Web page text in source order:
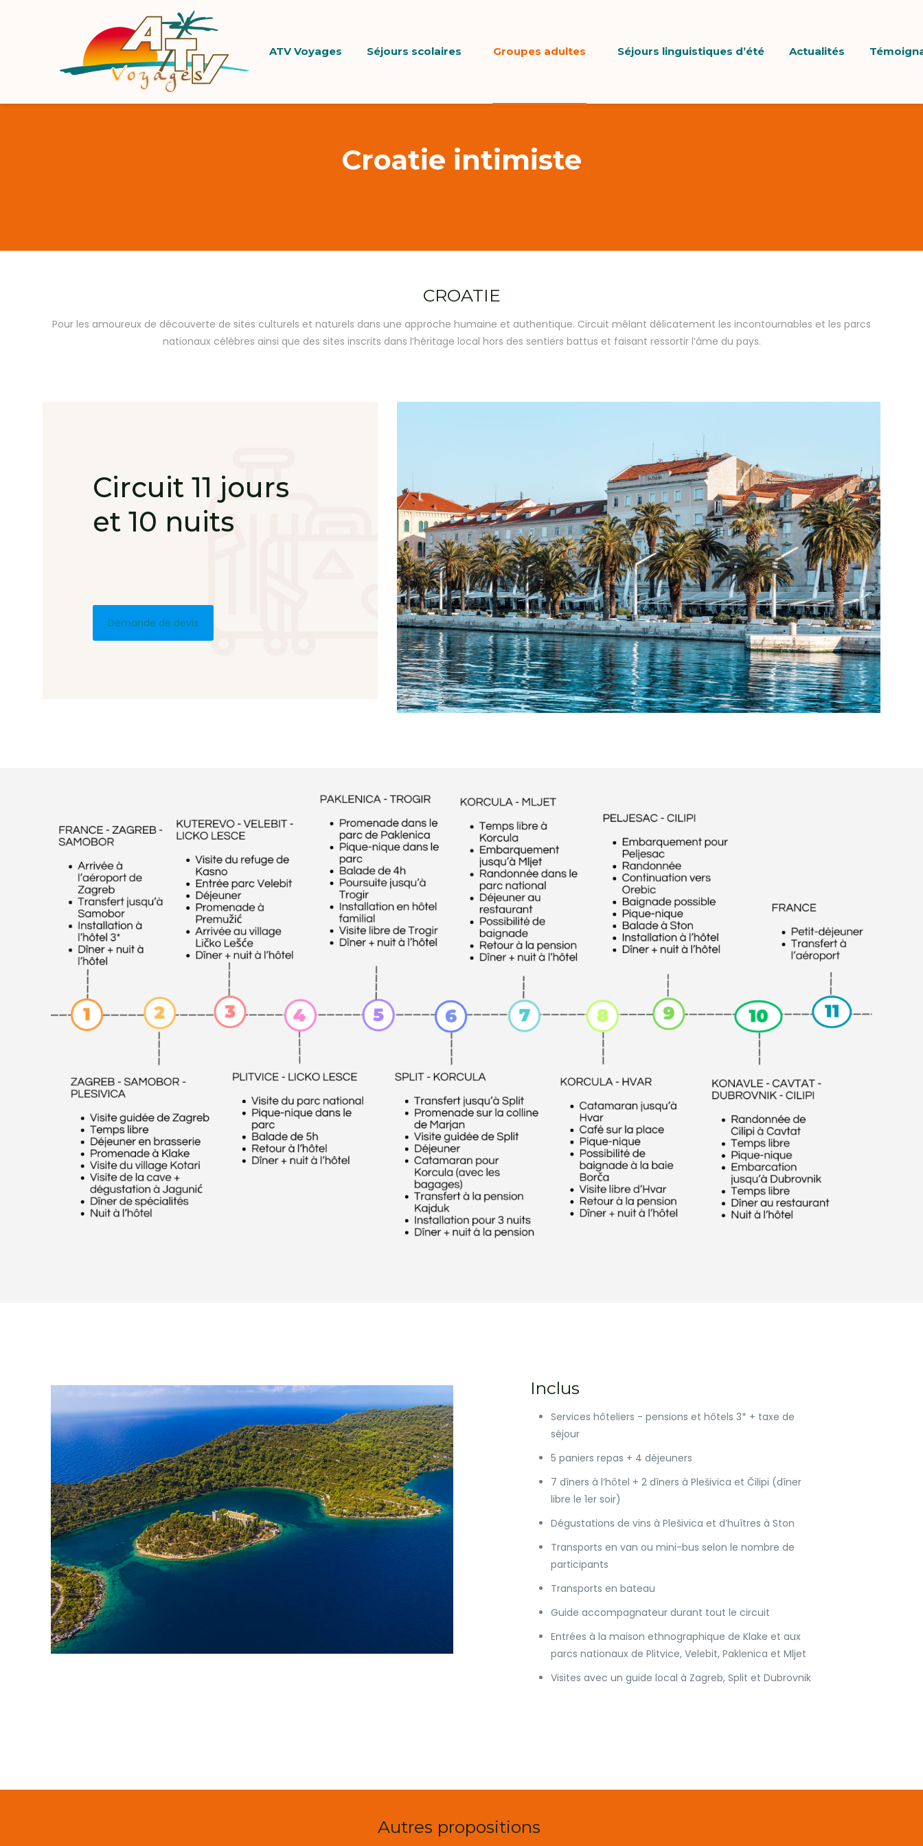
ATV Voyages Séjours scolaires Groupes adultes Séjours linguistiques d’été Actualités
Croatie intimiste
CROATIE
Pour les amoureux de découverte de sites culturels et naturels dans une approche humaine et authentique. Circuit mêlant délicatement les incontournables et les parcs
nationaux célèbres ainsi que des sites inscrits dans l’héritage local hors des sentiers battus et faisant ressortir l’âme du pays.
Circuit 11 jours
et 10 nuits
Demande de devis
Inclus
Services hôteliers - pensions et hôtels 3* + taxe de
séjour
5 paniers repas + 4 déjeuners
7 dîners à l’hôtel + 2 dîners à Plešivica et Čilipi (dîner
libre le 1er soir)
Dégustations de vins à Plešivica et d’huîtres à Ston
Transports en van ou mini-bus selon le nombre de
participants
Transports en bateau
Guide accompagnateur durant tout le circuit
Entrées à la maison ethnographique de Klake et aux
parcs nationaux de Plitvice, Velebit, Paklenica et Mljet
Visites avec un guide local à Zagreb, Split et Dubrovnik
Autres propositions